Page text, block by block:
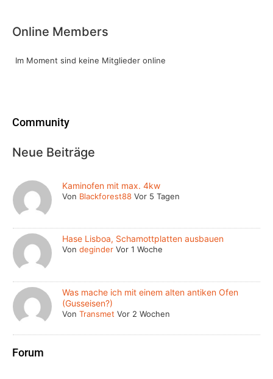
Online Members
Im Moment sind keine Mitglieder online
Community
Neue Beiträge
Kaminofen mit max. 4kw
Von Blackforest88 Vor 5 Tagen
Hase Lisboa, Schamottplatten ausbauen
Vondeginder Vor 1 Woche
Was mache ich mit einem alten antiken Ofen
(Gusseisen?)
VonTransmet Vor 2 Wochen
Forum